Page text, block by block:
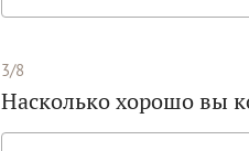
3/8
Насколько хорошо вы